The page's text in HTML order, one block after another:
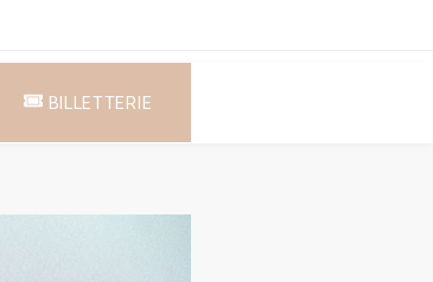
BILLETTERIE